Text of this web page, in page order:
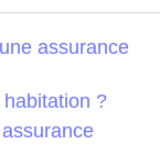
assurance
?